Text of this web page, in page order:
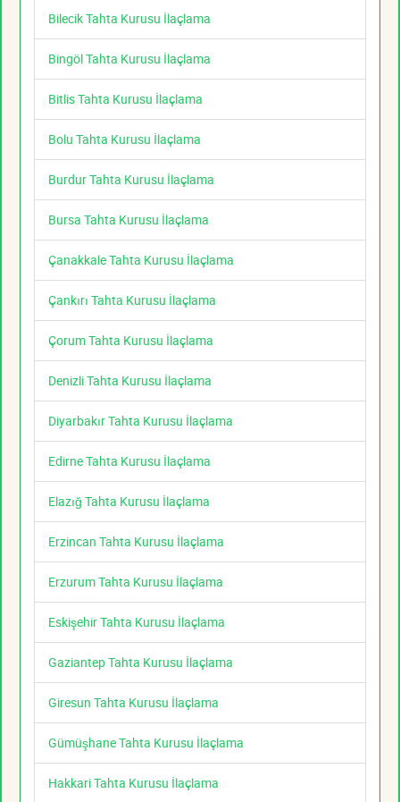
Bilecik Tahta Kurusu İlaçlama
Bingöl Tahta Kurusu İlaçlama
Bitlis Tahta Kurusu İlaçlama
Bolu Tahta Kurusu İlaçlama
Burdur Tahta Kurusu İlaçlama
Bursa Tahta Kurusu İlaçlama
Çanakkale Tahta Kurusu İlaçlama
Çankırı Tahta Kurusu İlaçlama
Çorum Tahta Kurusu İlaçlama
Denizli Tahta Kurusu İlaçlama
Diyarbakır Tahta Kurusu İlaçlama
Edirne Tahta Kurusu İlaçlama
Elazığ Tahta Kurusu İlaçlama
Erzincan Tahta Kurusu İlaçlama
Erzurum Tahta Kurusu İlaçlama
Eskişehir Tahta Kurusu İlaçlama
Gaziantep Tahta Kurusu İlaçlama
Giresun Tahta Kurusu İlaçlama
Gümüşhane Tahta Kurusu İlaçlama
Hakkari Tahta Kurusu İlaçlama